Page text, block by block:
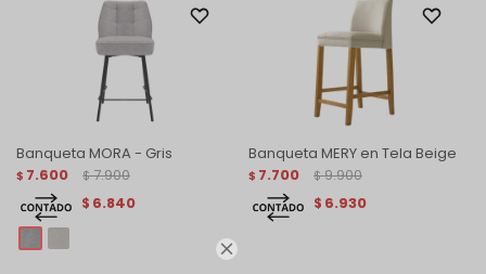

Banqueta MORA - Gris
$ 7.600 $ 7.900
$ 6.840
Banqueta MERY en Tela Beige
$ 7.700 $ 9.900
$ 6.930